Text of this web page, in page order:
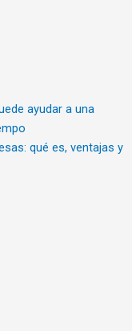
ayudar a una
qué es, ventajas y